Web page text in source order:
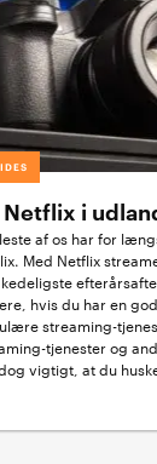
Netflix i
af os har for
Med Netflix
hvis du har en
streaming-
tjenester og
vigtigt, at du